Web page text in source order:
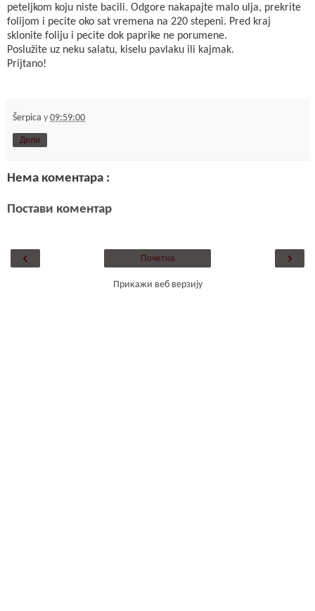
peteljkom koju niste bacili. Odgore nakapajte malo ulja, prekrite
folijom i pecite oko sat vremena na 220 stepeni. Pred kraj
sklonite foliju i pecite dok paprike ne porumene.
Poslužite uz neku salatu, kiselu pavlaku ili kajmak.
Prijtano!
Šerpica у 09:59:00
Дели
Нема коментара :
Постави коментар
‹ ›
Почетна
Прикажи веб верзију